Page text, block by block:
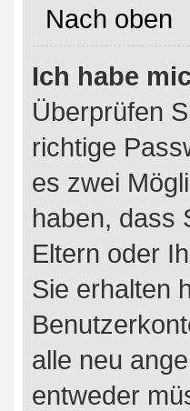
Nach oben
Ich habe
Überprüfen
richtige
es zwei
haben, dass
Eltern oder
Sie erhalten
alle neu
entweder